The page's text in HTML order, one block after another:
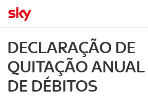
DECLARAÇÃO DE
QUITAÇÃO ANUAL
DE DÉBITOS